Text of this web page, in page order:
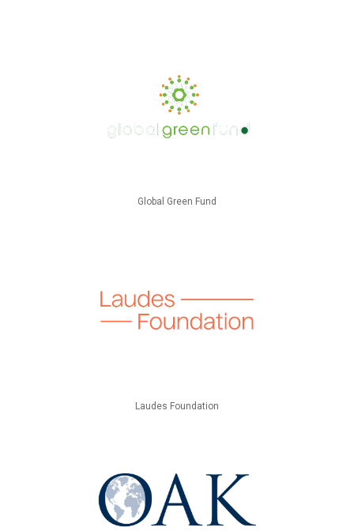
Global Green Fund
Laudes Foundation